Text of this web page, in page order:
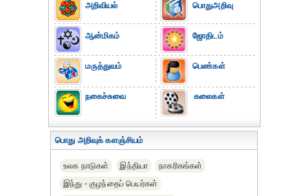
அறிவியல்
ஆன்மிகம்
மருத்துவம்
நகைச்சுவை
பொதுஅறிவு
ஜோதிடம்
பெண்கள்
கலைகள்
பொது அறிவுக் களஞ்சியம்
உலக நாடுகள் இந்தியா
நாகரிகங்கள்
இந்து - குழந்தைப் பெயர்கள்